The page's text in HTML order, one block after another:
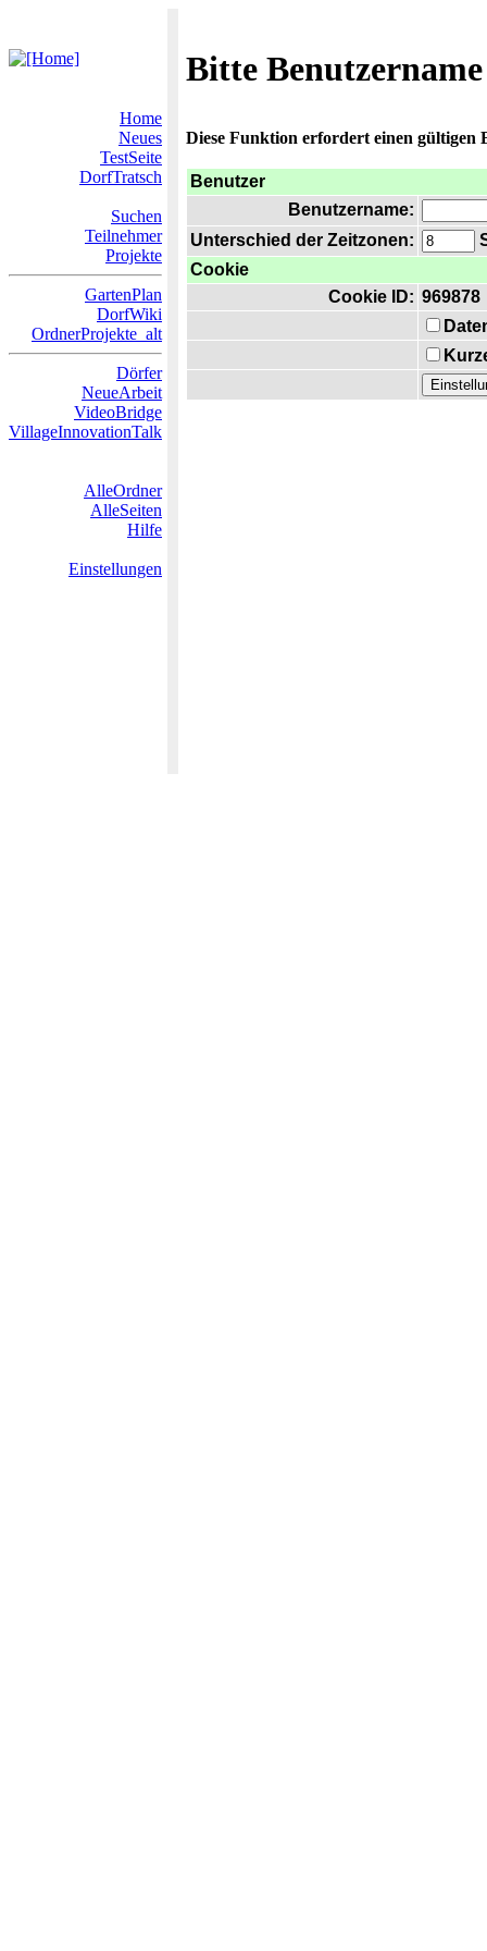
Bitte
Home
Neues
TestSeite
DorfTratsch
Suchen
Teilnehmer
Projekte
GartenPlan
DorfWiki
OrdnerProjekte_alt
Dörfer
NeueArbeit
VideoBridge
VillageInnovationTalk
AlleOrdner
AlleSeiten
Hilfe
Einstellungen
Diese Funktion erfordert einen gültigen
Benutzer
Benutzername:
Unterschied der Zeitzonen:
Cookie
Cookie ID: 969878